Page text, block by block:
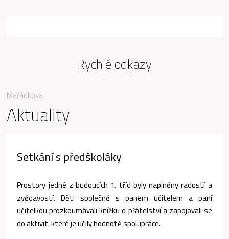
Mařádkova
Aktuality
Setkání s předškoláky
Prostory jedné z budoucích 1. tříd byly naplněny radostí a
zvědavostí. Děti společně s panem učitelem a paní
učitelkou prozkoumávali knížku o přátelství a zapojovali se
do aktivit, které je učily hodnotě spolupráce.
Rychlé odkazy